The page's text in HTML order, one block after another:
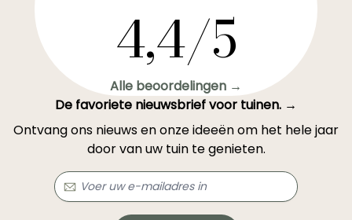
4,4/5
Alle beoordelingen →
De favoriete nieuwsbrief voor tuinen. →
Ontvang ons nieuws en onze ideeën om het hele jaar
door van uw tuin te genieten.